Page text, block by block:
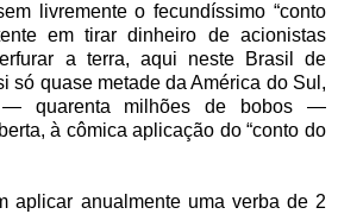
livremente o fecundíssimo “conto
em tirar dinheiro de acionistas
a terra, aqui neste Brasil de
só quase metade da América do Sul,
— quarenta milhões de bobos —
à cômica aplicação do “conto do
aplicar anualmente uma verba de 2